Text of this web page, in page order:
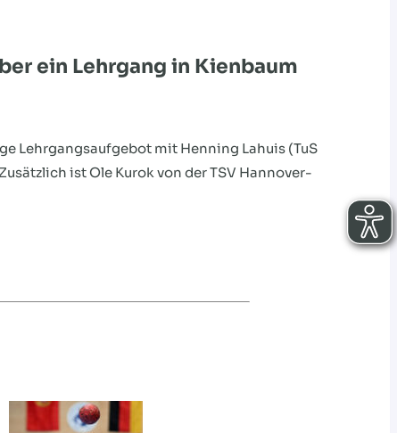
ein Lehrgang in Kienbaum
Lehrgangsaufgebot mit Henning Lahuis (TuS
ist Ole Kurok von der TSV Hannover-